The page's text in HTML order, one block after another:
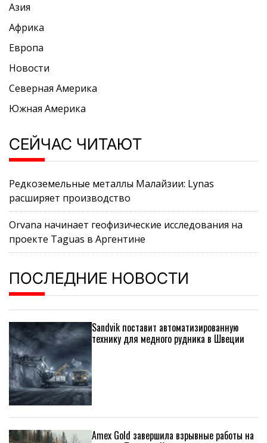
Азия
Африка
Европа
Новости
Северная Америка
Южная Америка
СЕЙЧАС ЧИТАЮТ
Редкоземельные металлы Малайзии: Lynas
расширяет производство
Orvana начинает геофизические исследования на
проекте Taguas в Аргентине
ПОСЛЕДНИЕ НОВОСТИ
Sandvik поставит автоматизированную
технику для медного рудника в Швеции
Amex Gold завершила взрывные работы на